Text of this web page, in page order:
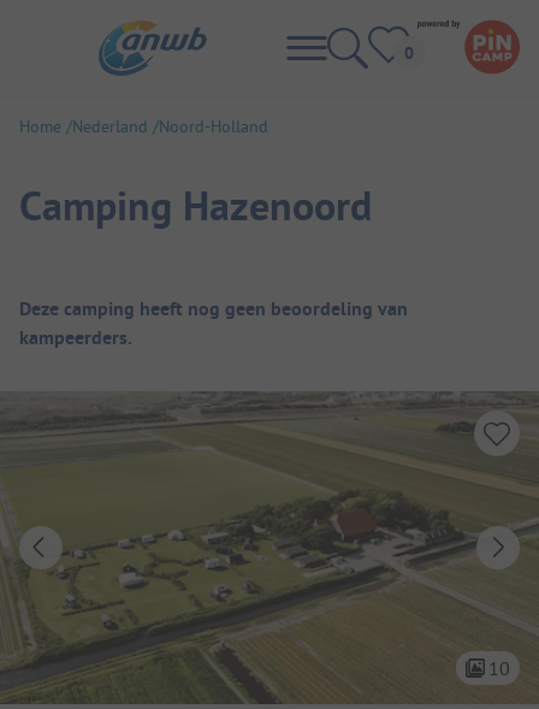
Home Nederland Noord-Holland
Camping Hazenoord
Camping overzicht
Deze camping heeft nog geen beoordeling van
kampeerders.
10